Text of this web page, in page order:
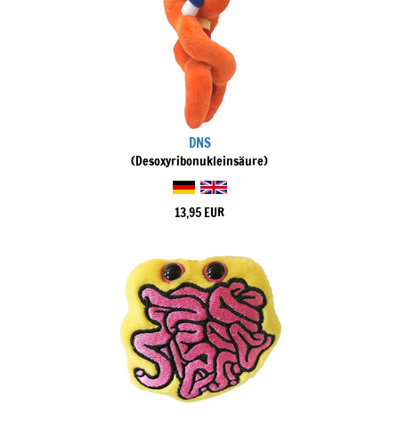
DNS
(Desoxyribonukleinsäure)
13,95 EUR